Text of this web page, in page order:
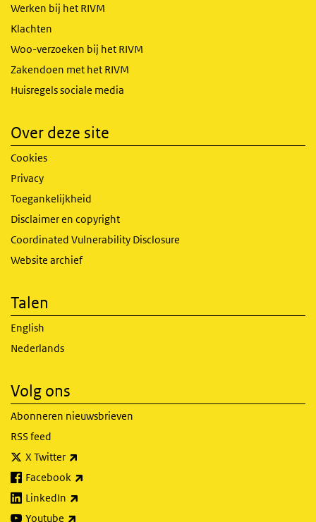
Werken bij het RIVM
Klachten
Woo-verzoeken bij het RIVM
Zakendoen met het RIVM
Huisregels sociale media
Over deze site
Cookies
Privacy
Toegankelijkheid
Disclaimer en copyright
Coordinated Vulnerability Disclosure
Website archief
Talen
English
Nederlands
Volg ons
Abonneren nieuwsbrieven
RSS feed
X Twitter
Facebook
LinkedIn
Youtube